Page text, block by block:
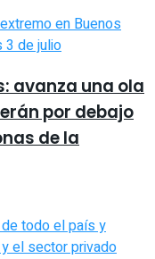
avanza una ola
por debajo
de la